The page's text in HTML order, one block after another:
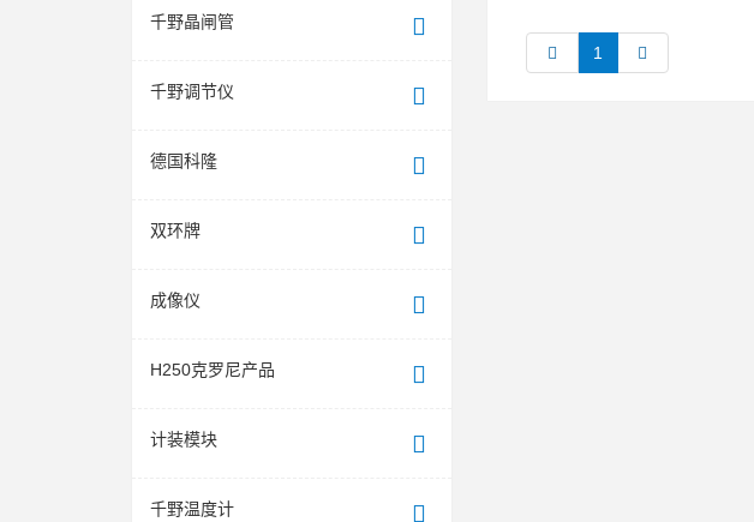
千野晶闸管
千野调节仪
德国科隆
双环牌
成像仪
H250克罗尼产品
计装模块
千野温度计
1